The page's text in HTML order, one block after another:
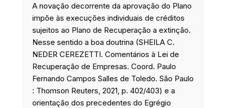
A novação decorrente da aprovação do Plano
impõe às execuções individuais de créditos
sujeitos ao Plano de Recuperação a extinção.
Nesse sentido a boa doutrina (SHEILA C.
NEDER CEREZETTI. Comentários à Lei de
Recuperação de Empresas. Coord. Paulo
Fernando Campos Salles de Toledo. São Paulo
: Thomson Reuters, 2021, p. 402/403) e a
orientação dos precedentes do Egrégio